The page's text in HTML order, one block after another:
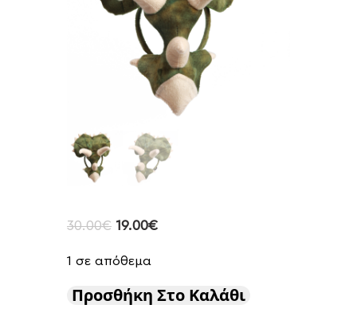
30.00€ 19.00€
1 σε απόθεμα
Προσθήκη Στο Καλάθι